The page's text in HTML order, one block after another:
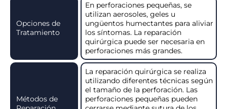
Opciones de
Tratamiento
En perforaciones pequeñas, se
utilizan aerosoles, geles u
ungüentos humectantes para aliviar
los síntomas. La reparación
quirúrgica puede ser necesaria en
perforaciones más grandes.
Métodos de
La reparación quirúrgica se realiza
utilizando diferentes técnicas según
el tamaño de la perforación. Las
perforaciones pequeñas pueden